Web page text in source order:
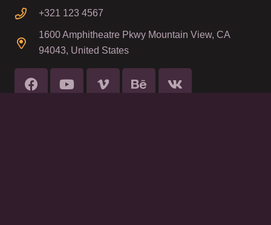
+321 123 4567
1600 Amphitheatre Pkwy Mountain View, CA
94043, United States